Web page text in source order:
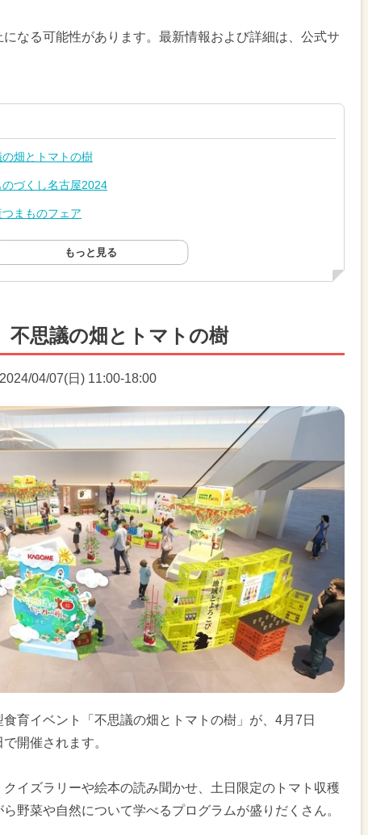
なる可能性があります。最新情報および詳細は、公式サ
の畑とトマトの樹
のづくし名古屋2024
つまものフェア
もっと見る
不思議の畑とトマトの樹
04/07(日) 11:00-18:00
育イベント「不思議の畑とトマトの樹」が、4月7日
開催されます。
イズラリーや絵本の読み聞かせ、土日限定のトマト収穫
野菜や自然について学べるプログラムが盛りだくさん。